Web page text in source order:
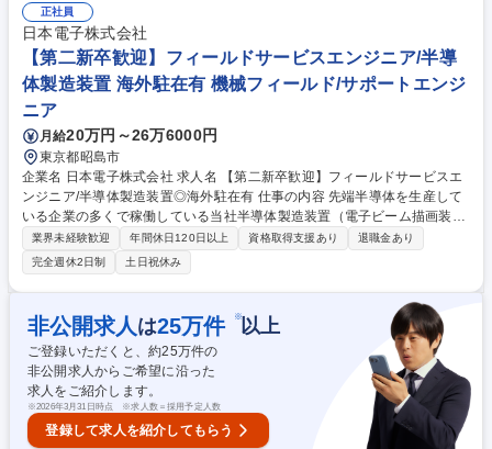
海外販売は日本からの輸出と買付国から海外の販売先へ直接発送を行う三
国間貿易の2パターンあり、販売先は中国、台湾、ベトナム、インド、チ
リ他。 募集職種 【買付・輸入・販売】水産飼料原料(魚粉・魚油)のグロー
バル調達・国内法人営業
正社員
日本電子株式会社
【第二新卒歓迎】フィールドサービスエンジニア/半導
体製造装置 海外駐在有 機械フィールド/サポートエンジ
ニア
月給20万円～26万6000円
東京都昭島市
企業名 日本電子株式会社 求人名 【第二新卒歓迎】フィールドサービスエ
ンジニア/半導体製造装置◎海外駐在有 仕事の内容 先端半導体を生産して
いる企業の多くで稼働している当社半導体製造装置（電子ビーム描画装
置）の納入・アフターフォロー業務をお任せします。※建物の改変を伴う
業務は含みません。 ◎海外駐在を想定し、まずは担当する装置に関する知
識を身につけていただきます。 【ご入社後は】(1)生産部署での研修（2-3
ヶ月） (2)納入業務・国内サービスでのOJTを中心として、装置に関する
知識を習得します。(1-3年) (3)1年～3年後（業務習熟度合い、VISA取得要
件により変化）を目途に海外顧客のアフターフォロー業務の担当として海
外勤務の可能性もあります。 ※ 赴任地：アメリカ・イタリア・中国・台
湾・韓国 等 募集職種 【第二新卒歓迎】フィールドサービスエンジニア/半
導体製造装置◎海外駐在有
業界未経験歓迎 年間休日120日以上 資格取得支援あり
退職金あり
完全週休2日制
土日祝休み
非公開求人 は25万件 ※以上
ご登録いただくと、約25万件の
非公開求人からご希望に沿った
求人をご紹介します。
※2026年3月31日時点 ※求人数＝採用予定人数
登録して求人を紹介してもらう